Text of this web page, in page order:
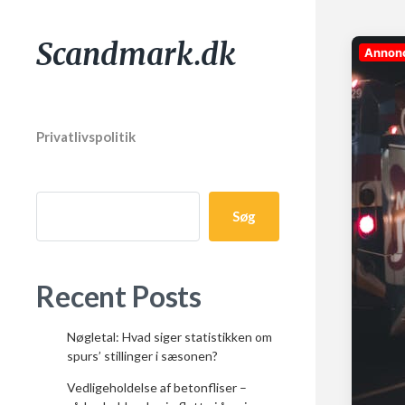
Scandmark.dk
Privatlivspolitik
Søg
Recent Posts
Nøgletal: Hvad siger statistikken om
spurs’ stillinger i sæsonen?
Vedligeholdelse af betonfliser –